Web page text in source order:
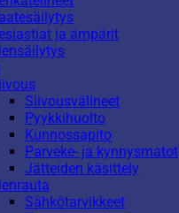
ja ämpärit
Siivousvälineet
Pyykkihuolto
Kunnossapito
Parveke- ja kynnysmatot
Jätteiden käsittely
Sähkötarvikkeet